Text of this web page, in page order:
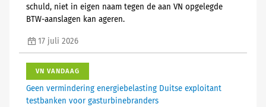
schuld, niet in eigen naam tegen de aan VN opgelegde
BTW-aanslagen kan ageren.
17 juli 2026
VN VANDAAG
Geen vermindering energiebelasting Duitse exploitant
testbanken voor gasturbinebranders